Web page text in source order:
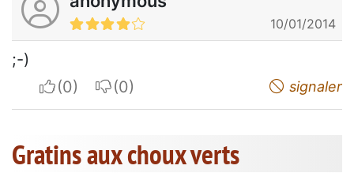
10/01/2014
;-)
I apreciateI do not appreciate signaler
Gratins aux choux verts